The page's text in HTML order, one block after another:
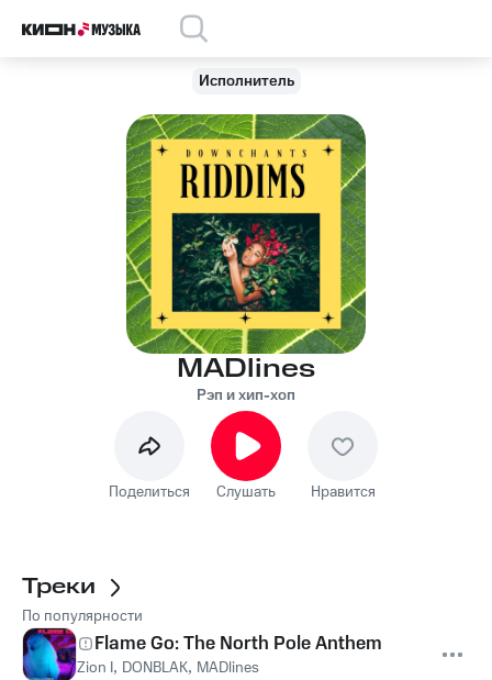
Исполнитель
MADlines
Рэп и хип-хоп
Поделиться Слушать Нравится
Треки
По популярности
Flame Go: The North Pole Anthem
Zion I, DONBLAK, MADlines